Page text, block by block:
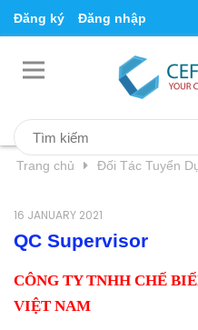
Đăng ký Đăng nhập
Trang chủ Đối Tác Tuyển
16 JANUARY 2021
QC Supervisor
CÔNG TY TNHH CHẾ
VIỆT NAM